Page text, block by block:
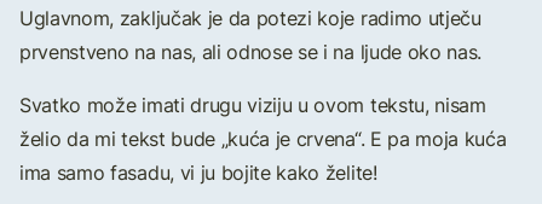
Uglavnom, zaključak je da potezi koje radimo utječu
prvenstveno na nas, ali odnose se i na ljude oko nas.
Svatko može imati drugu viziju u ovom tekstu, nisam
želio da mi tekst bude „kuća je crvena“. E pa moja kuća
ima samo fasadu, vi ju bojite kako želite!